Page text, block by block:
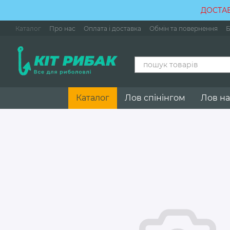
Каталог Про нас Оплата і доставка Обмін та повернення
Каталог Лов спінінгом Лов